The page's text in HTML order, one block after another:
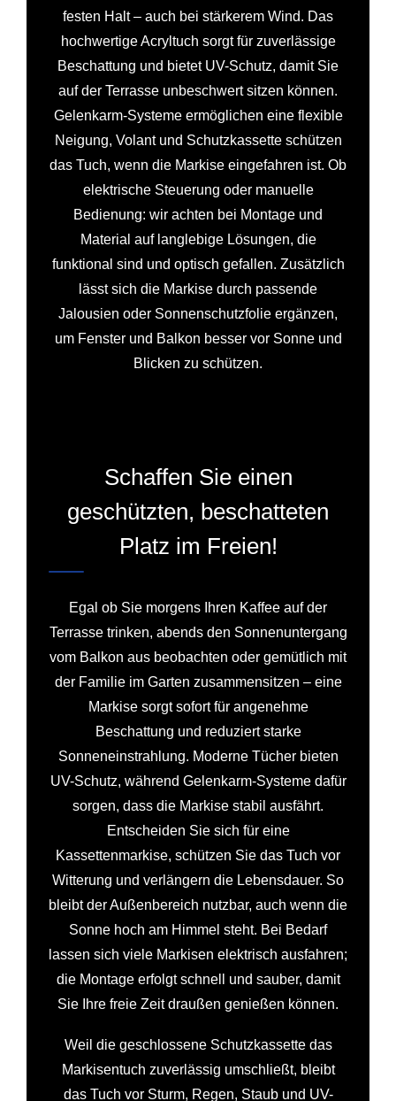
festen Halt – auch bei stärkerem Wind. Das
hochwertige Acryltuch sorgt für zuverlässige
Beschattung und bietet UV-Schutz, damit Sie
auf der Terrasse unbeschwert sitzen können.
Gelenkarm-Systeme ermöglichen eine flexible
Neigung, Volant und Schutzkassette schützen
das Tuch, wenn die Markise eingefahren ist. Ob
elektrische Steuerung oder manuelle
Bedienung: wir achten bei Montage und
Material auf langlebige Lösungen, die
funktional sind und optisch gefallen. Zusätzlich
lässt sich die Markise durch passende
Jalousien oder Sonnenschutzfolie ergänzen,
um Fenster und Balkon besser vor Sonne und
Blicken zu schützen.
Schaffen Sie einen
geschützten, beschatteten
Platz im Freien!
Egal ob Sie morgens Ihren Kaffee auf der
Terrasse trinken, abends den Sonnenuntergang
vom Balkon aus beobachten oder gemütlich mit
der Familie im Garten zusammensitzen – eine
Markise sorgt sofort für angenehme
Beschattung und reduziert starke
Sonneneinstrahlung. Moderne Tücher bieten
UV-Schutz, während Gelenkarm-Systeme dafür
sorgen, dass die Markise stabil ausfährt.
Entscheiden Sie sich für eine
Kassettenmarkise, schützen Sie das Tuch vor
Witterung und verlängern die Lebensdauer. So
bleibt der Außenbereich nutzbar, auch wenn die
Sonne hoch am Himmel steht. Bei Bedarf
lassen sich viele Markisen elektrisch ausfahren;
die Montage erfolgt schnell und sauber, damit
Sie Ihre freie Zeit draußen genießen können.
Weil die geschlossene Schutzkassette das
Markisentuch zuverlässig umschließt, bleibt
das Tuch vor Sturm, Regen, Staub und UV-